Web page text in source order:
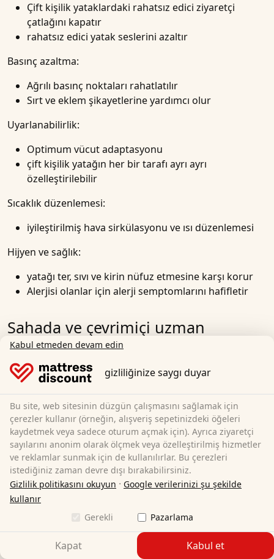
Çift kişilik yataklardaki rahatsız edici ziyaretçi
çatlağını kapatır
rahatsız edici yatak seslerini azaltır
Basınç azaltma:
Ağrılı basınç noktaları rahatlatılır
Sırt ve eklem şikayetlerine yardımcı olur
Uyarlanabilirlik:
Optimum vücut adaptasyonu
çift kişilik yatağın her bir tarafı ayrı ayrı
özelleştirilebilir
Sıcaklık düzenlemesi:
iyileştirilmiş hava sirkülasyonu ve ısı düzenlemesi
Hijyen ve sağlık:
yatağı ter, sıvı ve kirin nüfuz etmesine karşı korur
Alerjisi olanlar için alerji semptomlarını hafifletir
Sahada ve çevrimiçi uzman
tavsiyesi
Yüksekliği 8 cm olan yatak pedinizin sizin için doğru
olduğundan emin olmak için, bireysel uyku
ihtiyaçlarınıza uygun olması gerekir. Hijyen sizin için
özellikle önemliyse, yıkanabilir kılıflı ve fermuarlı 8 cm
yüksekliğinde bir yatak pedi en iyi seçimdir. Üstte ve
altta farklı sertlik seviyelerine sahip 8 cm yüksekliğinde
bir yatak pedi, misafir yatakları için idealdir ve ağırlık
dalgalanmalarında bile her zaman optimum düzeyde
destek sunar.
Bu ve diğer özellikleri karşılaştırın ve aşağıdaki
avantajlardan yararlanınyerinde satın alırken uzman
. Yatak pedi yüksekliğinizi 8 cm olarak
Kabul etmeden devam edin
gizliliğinize saygı duyar
Bu site, web sitesinin düzgün çalışmasını sağlamak için
çerezler kullanır (örneğin, alışveriş sepetinizdeki öğeleri
kaydetmek veya sadece oturum açmak için). Ayrıca ziyaretçi
sayılarını anonim olarak ölçmek veya özelleştirilmiş hizmetler
ve reklamlar sunmak için de kullanılırlar. Bu çerezleri
istediğiniz zaman devre dışı bırakabilirsiniz.
Gizlilik politikasını okuyun · Google verilerinizi şu şekilde
kullanır
Gerekli
Pazarlama
Kapat Kabul et